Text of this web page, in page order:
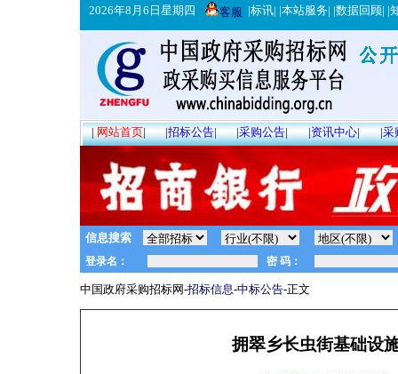
2026年8月6日星期四 客服 |标讯| |本站服务| |数据回顾| |
|网站首页| |招标公告| |采购公告| |资讯中心| |采
信息搜索
中国政府采购招标网-招标信息-中标公告-正文
拥翠乡长虫街基础设